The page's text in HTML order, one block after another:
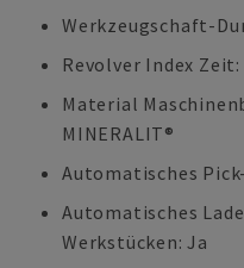
Werkzeugschaft-
Revolver Index Zeit:
Material
MINERALIT®
Automatisches
Automatisches
Werkstücken: Ja